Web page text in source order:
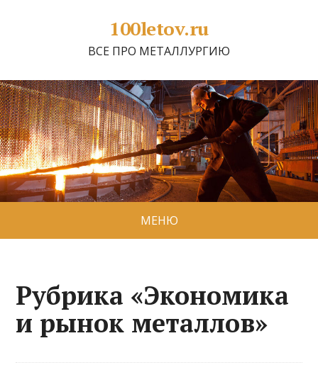
100letov.ru
ВСЕ ПРО МЕТАЛЛУРГИЮ
МЕНЮ
Рубрика «Экономика
и рынок металлов»